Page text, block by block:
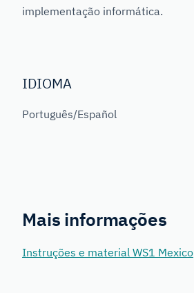
implementação informática.
IDIOMA
Português/Español
Mais informações
Instruções e material WS1 Mexico